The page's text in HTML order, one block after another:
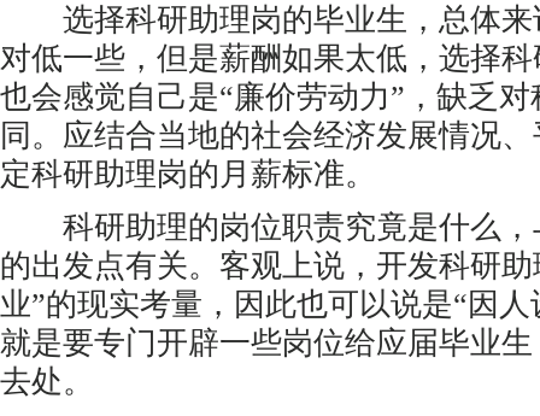
选择科研助理岗的毕业生，总体来
对低一些，但是薪酬如果太低，选择
也会感觉自己是“廉价劳动力”，缺乏
同。应结合当地的社会经济发展情况
定科研助理岗的月薪标准。
科研助理的岗位职责究竟是什么，
的出发点有关。客观上说，开发科研
业”的现实考量，因此也可以说是“因人
就是要专门开辟一些岗位给应届毕业
去处。